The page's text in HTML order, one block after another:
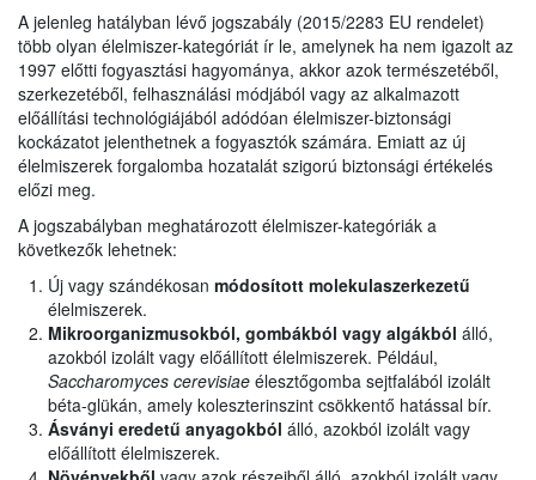
A jelenleg hatályban lévő jogszabály (2015/2283 EU rendelet)
több olyan élelmiszer-kategóriát ír le, amelynek ha nem igazolt az
1997 előtti fogyasztási hagyománya, akkor azok természetéből,
szerkezetéből, felhasználási módjából vagy az alkalmazott
előállítási technológiájából adódóan élelmiszer-biztonsági
kockázatot jelenthetnek a fogyasztók számára. Emiatt az új
élelmiszerek forgalomba hozatalát szigorú biztonsági értékelés
előzi meg.
A jogszabályban meghatározott élelmiszer-kategóriák a
következők lehetnek:
Új vagy szándékosan módosított molekulaszerkezetű
élelmiszerek.
Mikroorganizmusokból, gombákból vagy algákból álló,
azokból izolált vagy előállított élelmiszerek. Például,
Saccharomyces cerevisiae élesztőgomba sejtfalából izolált
béta-glükán, amely koleszterinszint csökkentő hatással bír.
Ásványi eredetű anyagokból álló, azokból izolált vagy
előállított élelmiszerek.